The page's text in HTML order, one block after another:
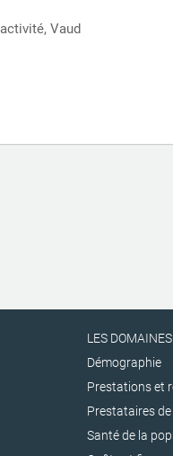
Vaud
LES DOMAINES
Démographie
Prestations et
Prestataires
Santé de la